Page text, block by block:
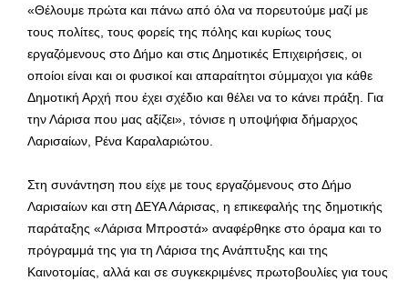
«Θέλουμε πρώτα και πάνω από όλα να πορευτούμε μαζί με
τους πολίτες, τους φορείς της πόλης και κυρίως τους
εργαζόμενους στο Δήμο και στις Δημοτικές Επιχειρήσεις, οι
οποίοι είναι και οι φυσικοί και απαραίτητοι σύμμαχοι για κάθε
Δημοτική Αρχή που έχει σχέδιο και θέλει να το κάνει πράξη. Για
την Λάρισα που μας αξίζει», τόνισε η υποψήφια δήμαρχος
Λαρισαίων, Ρένα Καραλαριώτου.
Στη συνάντηση που είχε με τους εργαζόμενους στο Δήμο
Λαρισαίων και στη ΔΕΥΑ Λάρισας, η επικεφαλής της δημοτικής
παράταξης «Λάρισα Μπροστά» αναφέρθηκε στο όραμα και το
πρόγραμμά της για τη Λάρισα της Ανάπτυξης και της
Καινοτομίας, αλλά και σε συγκεκριμένες πρωτοβουλίες για τους